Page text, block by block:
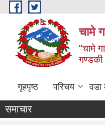
Skip to main content
चामे
"चामे
गण्डकी
गृहपृष्ठ परिचय वडा
समाचार